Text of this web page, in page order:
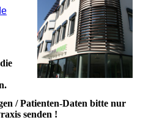
/ Patienten-Daten bitte nur
senden !